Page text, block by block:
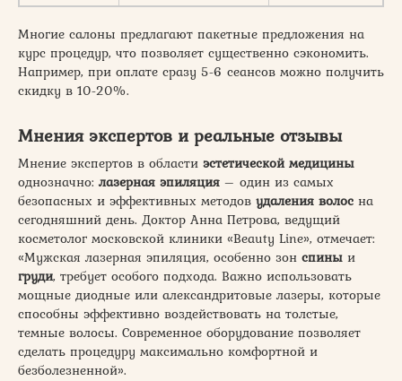
Многие салоны предлагают пакетные предложения на
курс процедур, что позволяет существенно сэкономить.
Например, при оплате сразу 5-6 сеансов можно получить
скидку в 10-20%.
Мнения экспертов и реальные отзывы
Мнение экспертов в области эстетической медицины
однозначно: лазерная эпиляция – один из самых
безопасных и эффективных методов удаления волос на
сегодняшний день. Доктор Анна Петрова, ведущий
косметолог московской клиники «Beauty Line», отмечает:
«Мужская лазерная эпиляция, особенно зон спины и
груди, требует особого подхода. Важно использовать
мощные диодные или александритовые лазеры, которые
способны эффективно воздействовать на толстые,
темные волосы. Современное оборудование позволяет
сделать процедуру максимально комфортной и
безболезненной».